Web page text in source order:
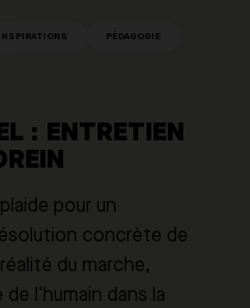
INSPIRATIONS PÉDAGOGIE
: ENTRETIEN
pour un
concrète de
du marche,
l’humain dans la